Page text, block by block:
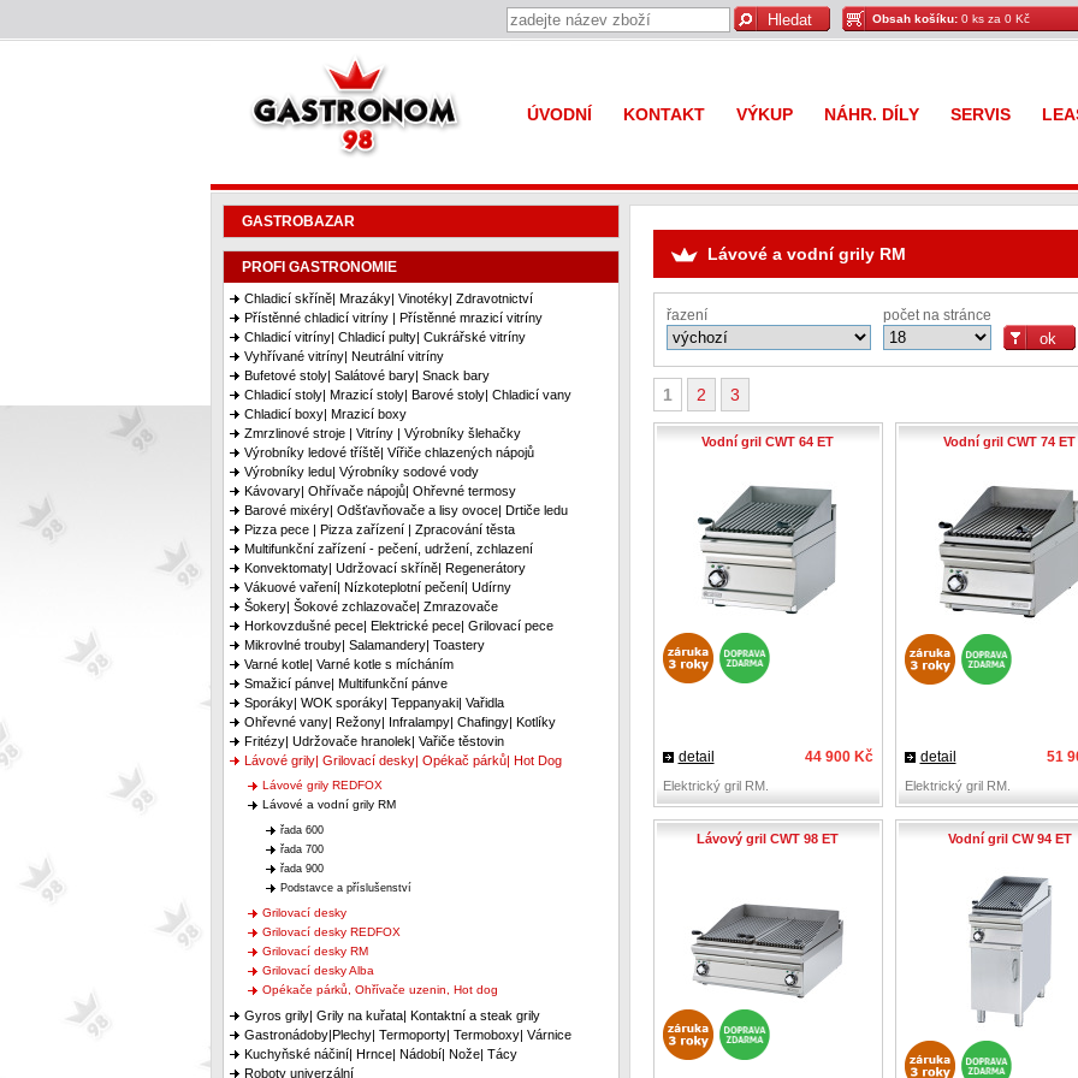
Obsah košíku: 0 ks za 0 Kč
ÚVODNÍ KONTAKT VÝKUP NÁHR. DÍLY SERVIS
GASTROBAZAR
PROFI GASTRONOMIE
Chladicí skříně| Mrazáky| Vinotéky| Zdravotnictví
Přístěnné chladicí vitríny | Přístěnné mrazicí vitríny
Chladicí vitríny| Chladicí pulty| Cukrářské vitríny
Vyhřívané vitríny| Neutrální vitríny
Bufetové stoly| Salátové bary| Snack bary
Chladicí stoly| Mrazicí stoly| Barové stoly| Chladicí vany
Chladicí boxy| Mrazicí boxy
Zmrzlinové stroje | Vitríny | Výrobníky šlehačky
Výrobníky ledové tříště| Vířiče chlazených nápojů
Výrobníky ledu| Výrobníky sodové vody
Kávovary| Ohřívače nápojů| Ohřevné termosy
Barové mixéry| Odšťavňovače a lisy ovoce| Drtiče ledu
Pizza pece | Pizza zařízení | Zpracování těsta
Multifunkční zařízení - pečení, udržení, zchlazení
Konvektomaty| Udržovací skříně| Regenerátory
Vákuové vaření| Nízkoteplotní pečení| Udírny
Šokery| Šokové zchlazovače| Zmrazovače
Horkovzdušné pece| Elektrické pece| Grilovací pece
Mikrovlné trouby| Salamandery| Toastery
Varné kotle| Varné kotle s mícháním
Smažicí pánve| Multifunkční pánve
Sporáky| WOK sporáky| Teppanyaki| Vařidla
Ohřevné vany| Režony| Infralampy| Chafingy| Kotlíky
Fritézy| Udržovače hranolek| Vařiče těstovin
Lávové grily| Grilovací desky| Opékač párků| Hot Dog
Lávové grily REDFOX
Lávové a vodní grily RM
řada 600
řada 700
řada 900
Podstavce a příslušenství
Grilovací desky
Grilovací desky REDFOX
Grilovací desky RM
Grilovací desky Alba
Opékače párků, Ohřívače uzenin, Hot dog
Gyros grily| Grily na kuřata| Kontaktní a steak grily
Gastronádoby|Plechy| Termoporty| Termoboxy| Várnice
Kuchyňské náčiní| Hrnce| Nádobí| Nože| Tácy
Roboty univerzální
Lávové a vodní grily RM
řazení počet na stránce
1 2 3
Vodní gril CWT 64 ET Vodní gril CWT 74 ET
44 900 Kč
detail 51
detail
Elektrický gril RM. Elektrický gril RM.
Lávový gril CWT 98 ET Vodní gril CW 94 ET